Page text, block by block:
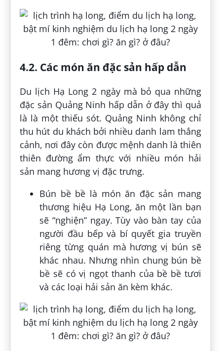
4.2. Các món ăn đặc sản hấp dẫn
Du lịch Hạ Long 2 ngày mà bỏ qua những
đặc sản Quảng Ninh hấp dẫn ở đây thì quả
là là một thiếu sót. Quảng Ninh không chỉ
thu hút du khách bởi nhiều danh lam thắng
cảnh, nơi đây còn được mệnh danh là thiên
thiên đường ẩm thực với nhiều món hải
sản mang hương vị đặc trưng.
Bún bề bề là món ăn đặc sản mang
thương hiệu Hạ Long, ăn một lần bạn
sẽ “nghiện” ngay. Tùy vào bàn tay của
người đầu bếp và bí quyết gia truyền
riêng từng quán mà hương vị bún sẽ
khác nhau. Nhưng nhìn chung bún bề
bề sẽ có vị ngọt thanh của bề bề tươi
và các loại hải sản ăn kèm khác.